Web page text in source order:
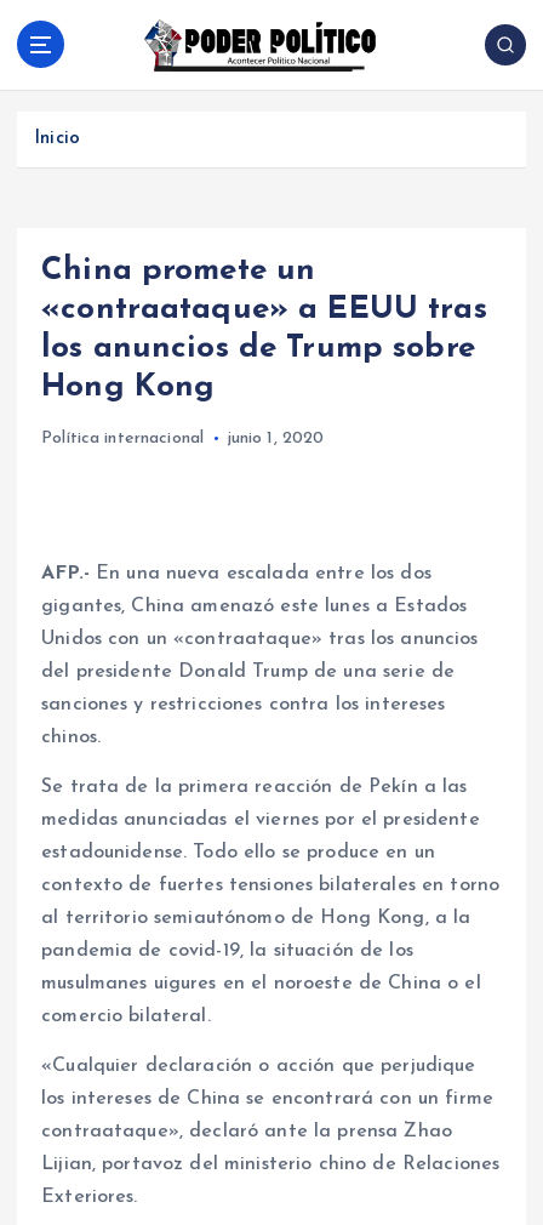
Acontecer Politico Nacional
Inicio
China promete un
«contraataque» a EEUU tras
los anuncios de Trump sobre
Hong Kong
Política internacional junio 1, 2020
AFP.- En una nueva escalada entre los dos
gigantes, China amenazó este lunes a Estados
Unidos con un «contraataque» tras los anuncios
del presidente Donald Trump de una serie de
sanciones y restricciones contra los intereses
chinos.
Se trata de la primera reacción de Pekín a las
medidas anunciadas el viernes por el presidente
estadounidense. Todo ello se produce en un
contexto de fuertes tensiones bilaterales en torno
al territorio semiautónomo de Hong Kong, a la
pandemia de covid-19, la situación de los
musulmanes uigures en el noroeste de China o el
comercio bilateral.
«Cualquier declaración o acción que perjudique
los intereses de China se encontrará con un firme
contraataque», declaró ante la prensa Zhao
Lijian, portavoz del ministerio chino de Relaciones
Exteriores.